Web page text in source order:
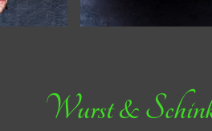
Wurst &